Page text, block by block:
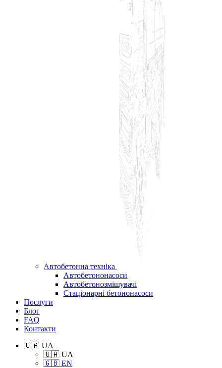
Автобетонна техніка
Автобетононасоси
Автобетонозмішувачі
Стаціонарні бетононасоси
Послуги
Блог
FAQ
Контакти
🇺🇦 UA
🇺🇦 UA
🇬🇧 EN